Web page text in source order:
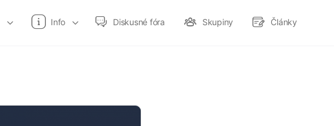
Info Diskusné fóra Skupiny Články